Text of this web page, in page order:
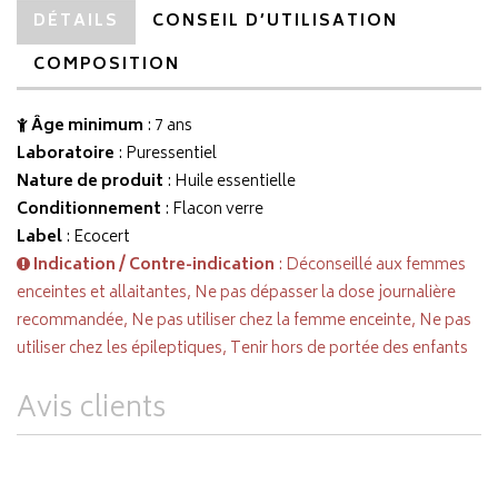
DÉTAILS
CONSEIL D’UTILISATION
COMPOSITION
Âge minimum : 7 ans
Laboratoire : Puressentiel
Nature de produit : Huile essentielle
Conditionnement : Flacon verre
Label: Ecocert
Indication / Contre-indication : Déconseillé aux femmes
enceintes et allaitantes, Ne pas dépasser la dose journalière
recommandée, Ne pas utiliser chez la femme enceinte, Ne pas
utiliser chez les épileptiques, Tenir hors de portée des enfants
Avis clients